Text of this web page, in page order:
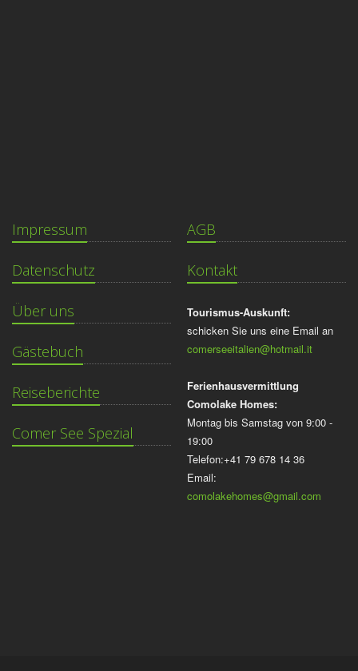
Impressum
Datenschutz
Über uns
Gästebuch
Reiseberichte
Comer See Spezial
AGB
Kontakt
Tourismus-Auskunft:
schicken Sie uns eine Email an
comerseeitalien@hotmail.it
Ferienhausvermittlung
Comolake Homes:
Montag bis Samstag von 9:00 -
19:00
Telefon:+41 79 678 14 36
Email:
comolakehomes@gmail.com